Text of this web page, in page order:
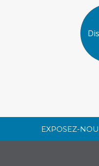
EXPOSEZ-